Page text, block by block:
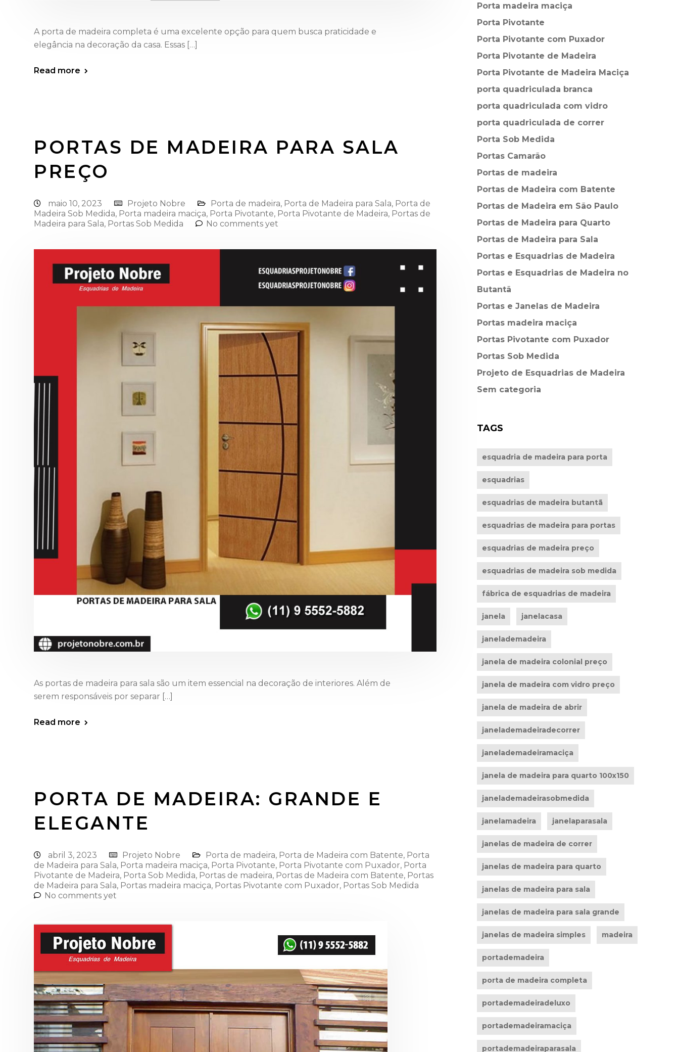
A porta de madeira completa é uma excelente opção para quem busca praticidade e
elegância na decoração da casa. Essas […]
Read more
PORTAS DE MADEIRA PARA SALA
PREÇO
maio 10, 2023 Projeto Nobre Porta de madeira, Porta de Madeira para Sala, Porta de
Madeira Sob Medida, Porta madeira maciça, Porta Pivotante, Porta Pivotante de Madeira, Portas de
Madeira para Sala, Portas Sob Medida No comments yet
As portas de madeira para sala são um item essencial na decoração de interiores. Além de
serem responsáveis por separar […]
Read more
PORTA DE MADEIRA: GRANDE E
ELEGANTE
abril 3, 2023 Projeto Nobre Porta de madeira, Porta de Madeira com Batente, Porta
de Madeira para Sala, Porta madeira maciça, Porta Pivotante, Porta Pivotante com Puxador, Porta
Pivotante de Madeira, Porta Sob Medida, Portas de madeira, Portas de Madeira com Batente, Portas
de Madeira para Sala, Portas madeira maciça, Portas Pivotante com Puxador, Portas Sob Medida
No comments yet
Porta madeira maciça
Porta Pivotante
Porta Pivotante com Puxador
Porta Pivotante de Madeira
Porta Pivotante de Madeira Maciça
porta quadriculada branca
porta quadriculada com vidro
porta quadriculada de correr
Porta Sob Medida
Portas Camarão
Portas de madeira
Portas de Madeira com Batente
Portas de Madeira em São Paulo
Portas de Madeira para Quarto
Portas de Madeira para Sala
Portas e Esquadrias de Madeira
Portas e Esquadrias de Madeira no
Butantã
Portas e Janelas de Madeira
Portas madeira maciça
Portas Pivotante com Puxador
Portas Sob Medida
Projeto de Esquadrias de Madeira
Sem categoria
TAGS
esquadria de madeira para porta
esquadrias
esquadrias de madeira butantã
esquadrias de madeira para portas
esquadrias de madeira preço
esquadrias de madeira sob medida
fábrica de esquadrias de madeira
janela janelacasa
janelademadeira
janela de madeira colonial preço
janela de madeira com vidro preço
janela de madeira de abrir
janelademadeiradecorrer
janelademadeiramaciça
janela de madeira para quarto 100x150
janelademadeirasobmedida
janelamadeira janelaparasala
janelas de madeira de correr
janelas de madeira para quarto
janelas de madeira para sala
janelas de madeira para sala grande
janelas de madeira simples madeira
portademadeira
porta de madeira completa
portademadeiradeluxo
portademadeiramaciça
portademadeiraparasala